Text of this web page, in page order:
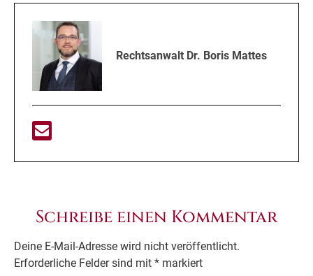
Rechtsanwalt Dr. Boris Mattes
Schreibe einen Kommentar
Deine E-Mail-Adresse wird nicht veröffentlicht.
Erforderliche Felder sind mit * markiert